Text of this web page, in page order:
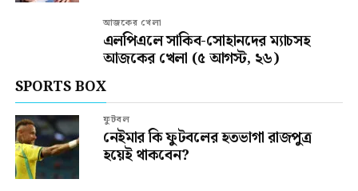
আজকের খেলা
এলপিএলে সাকিব-সোহানদের ম্যাচসহ
আজকের খেলা (৫ আগস্ট, ২৬)
SPORTS BOX
ফুটবল
নেইমার কি ফুটবলের হতভাগা রাজপুত্র
হয়েই থাকবেন?